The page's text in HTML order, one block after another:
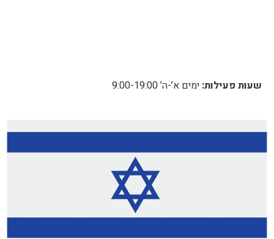
שעות פעילות: ימים א’-ה’ 9:00-19:00